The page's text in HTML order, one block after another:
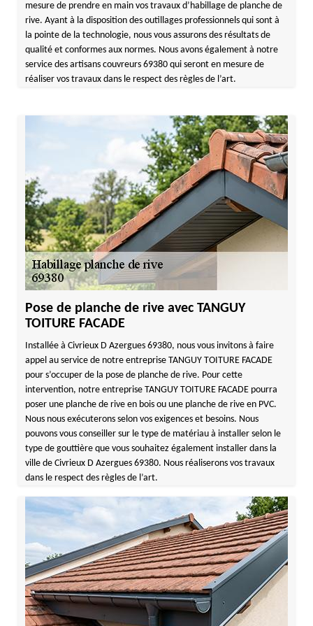
mesure de prendre en main vos travaux d’habillage de planche de
rive. Ayant à la disposition des outillages professionnels qui sont à
la pointe de la technologie, nous vous assurons des résultats de
qualité et conformes aux normes. Nous avons également à notre
service des artisans couvreurs 69380 qui seront en mesure de
réaliser vos travaux dans le respect des règles de l’art.
Pose de planche de rive avec TANGUY
TOITURE FACADE
Installée à Civrieux D Azergues 69380, nous vous invitons à faire
appel au service de notre entreprise TANGUY TOITURE FACADE
pour s’occuper de la pose de planche de rive. Pour cette
intervention, notre entreprise TANGUY TOITURE FACADE pourra
poser une planche de rive en bois ou une planche de rive en PVC.
Nous nous exécuterons selon vos exigences et besoins. Nous
pouvons vous conseiller sur le type de matériau à installer selon le
type de gouttière que vous souhaitez également installer dans la
ville de Civrieux D Azergues 69380. Nous réaliserons vos travaux
dans le respect des règles de l’art.